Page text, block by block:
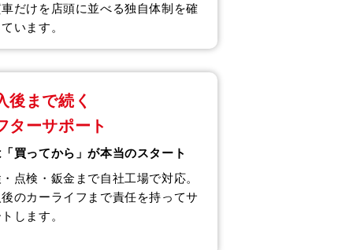
車だけを店頭に並べる独自体制を確
います。
後まで続く
ターサポート
買ってから」が本当のスタート
点検・鈑金まで自社工場で対応。
のカーライフまで責任を持ってサ
します。